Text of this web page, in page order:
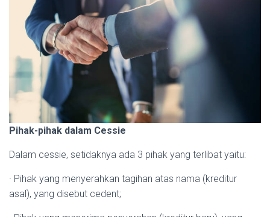
Pihak-pihak dalam Cessie
Dalam cessie, setidaknya ada 3 pihak yang terlibat yaitu:
· Pihak yang menyerahkan tagihan atas nama (kreditur
asal), yang disebut cedent;